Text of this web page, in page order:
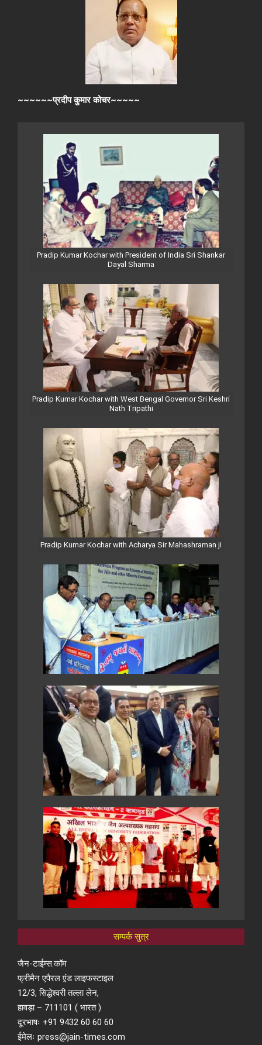
~~~~~~प्रदीप कुमार कोचर~~~~~
Pradip Kumar Kochar with President of India Sri Shankar
Dayal Sharma
Pradip Kumar Kochar with West Bengal Governor Sri Keshri
Nath Tripathi
Pradip Kumar Kochar with Acharya Sir Mahashraman ji
सम्पर्क सुत्र
जैन-टाईम्स.कॉम
फ्रीमैन एपैरल ए़ंड लाइफस्टाइल
12/3, सिद्धेश्वरी तल्ला लेन,
हावड़ा – 711101 ( भारत )
दूरभाषः +91 9432 60 60 60
ईमेलः press@jain-times.com